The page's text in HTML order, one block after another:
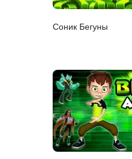
Соник Бегуны